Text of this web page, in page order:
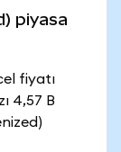
piyasa
fiyatı
4,57 B